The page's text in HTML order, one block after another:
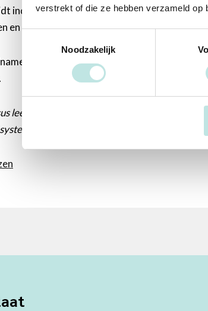
verstrekt of die ze hebben verzameld
Noodzakelijk
individuen en / of teams door intervisie,
en ontwikkelen’ in jouw organisatie
aan de cursus is het vereist dat je
leent zich bij uitstek om incompany te
De kennis en vaardigheden pas je